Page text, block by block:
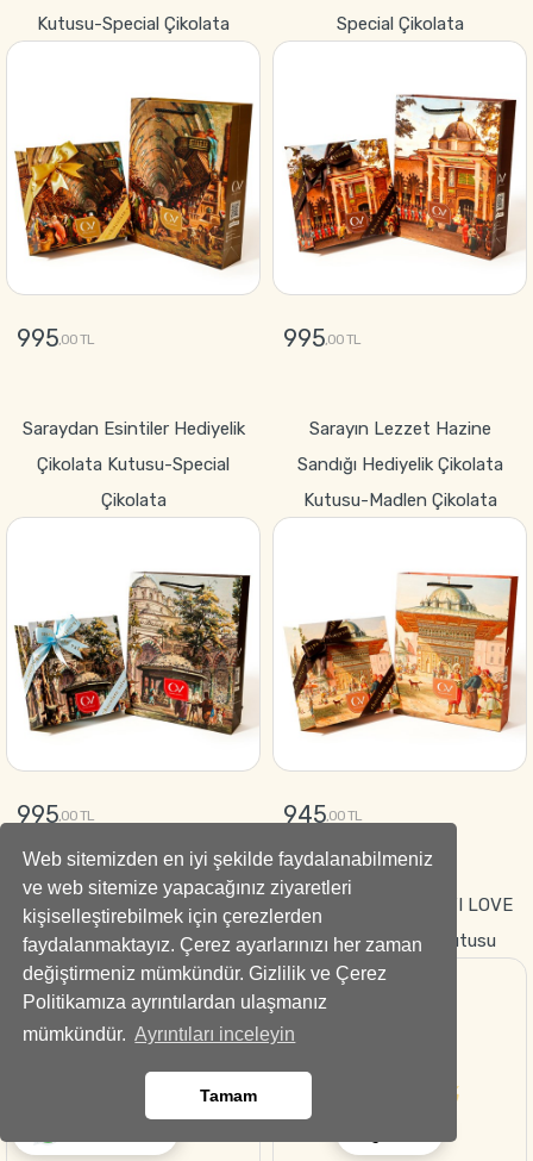
Web sitemizden en iyi şekilde faydalanabilmeniz
ve web sitemize yapacağınız ziyaretleri
kişiselleştirebilmek için çerezlerden
faydalanmaktayız. Çerez ayarlarınızı her zaman
değiştirmeniz mümkündür. Gizlilik ve Çerez
Politikamıza ayrıntılardan ulaşmanız
mümkündür. Ayrıntıları inceleyin
Tamam
Kutusu-Special Çikolata
995,00 TL
Special Çikolata
995,00 TL
Saraydan Esintiler Hediyelik
Çikolata Kutusu-Special
Çikolata
995,00 TL
GÖNDER
Sarayın Lezzet Hazine
Sandığı Hediyelik Çikolata
Kutusu-Madlen Çikolata
945,00 TL
Fetih Lezzeti Hediyelik
Çikolata Kutusu-Special
Çikolata
Tutkunun Sembolü–“I LOVE
YOU” Kırmızı Gül Kutusu